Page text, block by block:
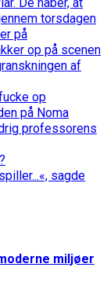
torsdagen
på
op på scenen
af
op
på Noma
professorens
sagde
miljøer